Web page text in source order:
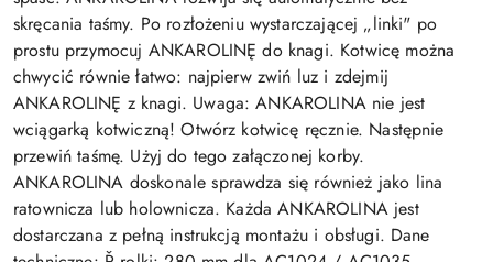
skręcania taśmy. Po rozłożeniu wystarczającej „linki" po
prostu przymocuj ANKAROLINĘ do knagi. Kotwicę można
chwycić równie łatwo: najpierw zwiń luz i zdejmij
ANKAROLINĘ z knagi. Uwaga: ANKAROLINA nie jest
wciągarką kotwiczną! Otwórz kotwicę ręcznie. Następnie
przewiń taśmę. Użyj do tego załączonej korby.
ANKAROLINA doskonale sprawdza się również jako lina
ratownicza lub holownicza. Każda ANKAROLINA jest
dostarczana z pełną instrukcją montażu i obsługi. Dane